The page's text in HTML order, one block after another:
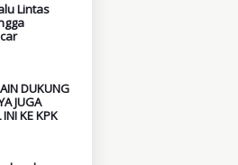
Lintas
DUKUNG
JUGA
KE KPK